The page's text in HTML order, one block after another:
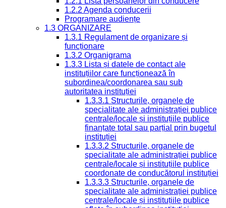
1.2.2 Agenda conducerii
Programare audiențe
1.3 ORGANIZARE
1.3.1 Regulament de organizare și
funcționare
1.3.2 Organigrama
1.3.3 Lista și datele de contact ale
instituțiilor care funcționează în
subordinea/coordonarea sau sub
autoritatea instituției
1.3.3.1 Structurile, organele de
specialitate ale administrației publice
centrale/locale și instituțiile publice
finanțate total sau parțial prin bugetul
instituției
1.3.3.2 Structurile, organele de
specialitate ale administrației publice
centrale/locale și instituțiile publice
coordonate de conducătorul instituției
1.3.3.3 Structurile, organele de
specialitate ale administrației publice
centrale/locale și instituțiile publice